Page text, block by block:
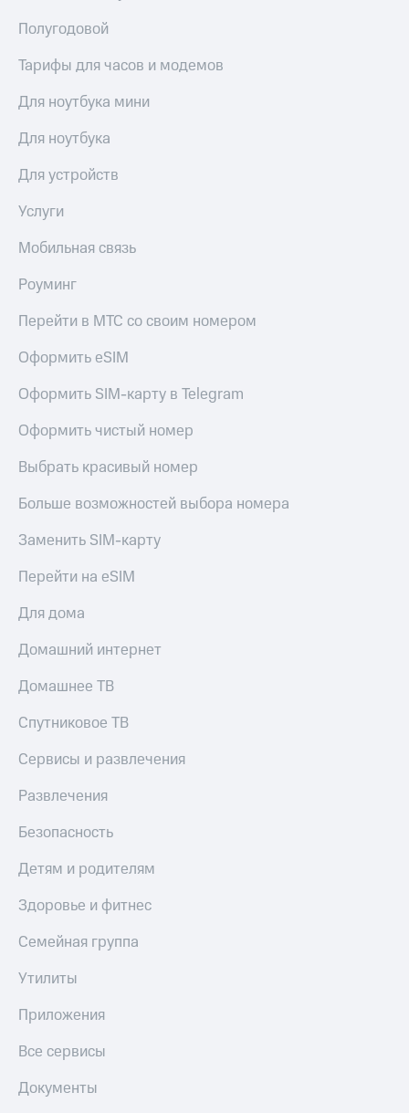
Полугодовой
Тарифы для часов и модемов
Для ноутбука мини
Для ноутбука
Для устройств
Услуги
Мобильная связь
Роуминг
Перейти в МТС со своим номером
Оформить eSIM
Оформить SIM-карту в Telegram
Оформить чистый номер
Выбрать красивый номер
Больше возможностей выбора номера
Заменить SIM-карту
Перейти на eSIM
Для дома
Домашний интернет
Домашнее ТВ
Спутниковое ТВ
Сервисы и развлечения
Развлечения
Безопасность
Детям и родителям
Здоровье и фитнес
Семейная группа
Утилиты
Приложения
Все сервисы
Документы